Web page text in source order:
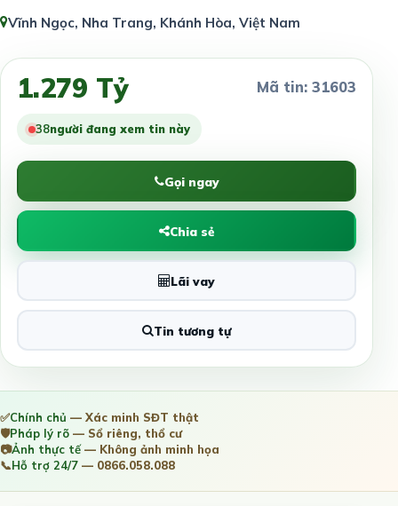
Vĩnh Ngọc, Nha Trang, Khánh Hòa, Việt Nam
1.279 Tỷ Mã tin: 31603
38người đang xem tin này
Gọi ngay
Chia sẻ
Lãi vay
Tin tương tự
✅Chính chủ — Xác minh SĐT thật
🛡️Pháp lý rõ — Sổ riêng, thổ cư
📷Ảnh thực tế— Không ảnh minh họa
📞Hỗ trợ 24/7 — 0866.058.088